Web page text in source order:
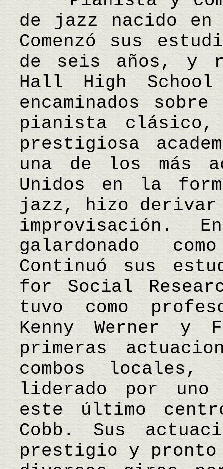
de jazz nacido
Comenzó sus
de seis años, y
Hall High
encaminados
pianista
prestigiosa
una de los más
Unidos en la
jazz, hizo derivar
improvisación.
galardonado
Continuó sus
for Social
tuvo como
Kenny Werner y
primeras
combos
liderado por
este último
Cobb. Sus
prestigio y pronto